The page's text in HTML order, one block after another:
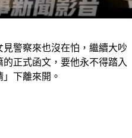
警察來也沒在怕，繼續大吵
正式函文，要他永不得踏入
下離來開。